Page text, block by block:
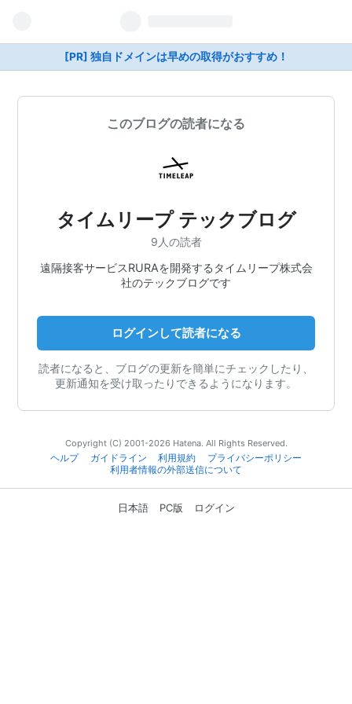
[PR] 独自ドメインは早めの取得がおすすめ！
このブログの読者になる
タイムリープ テックブログ
9人の読者
遠隔接客サービスRURAを開発するタイムリープ株式会
社のテックブログです
ログインして読者になる
読者になると、ブログの更新を簡単にチェックしたり、
更新通知を受け取ったりできるようになります。
Copyright (C) 2001-2026 Hatena. All Rights Reserved.
ヘルプ
ガイドライン 利用規約
プライバシーポリシー
利用者情報の外部送信について
日本語 PC版 ログイン